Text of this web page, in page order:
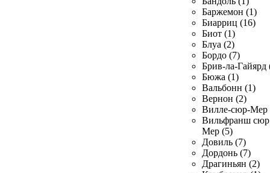
Баржемон (1)
Биарриц (16)
Биот (1)
Блуа (2)
Бордо (7)
Брив-ла-Гайярд
Бюжа (1)
Вальбонн (1)
Вернон (2)
Вилле-сюр-Мер
Вильфранш сюр
Мер (5)
Довиль (7)
Дордонь (7)
Драгиньян (2)